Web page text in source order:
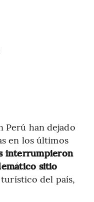
Perú han dejado
en los últimos
interrumpieron
sitio
del país,